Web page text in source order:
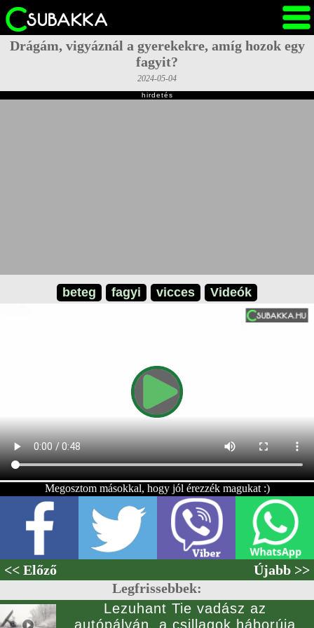
Drágám, vigyáznál a gyerekekre, amíg hozok egy
fagyit?
2024-05-04
hirdetés
beteg fagyi vicces Videók
Megosztom másokkal, hogy jól érezzék magukat :)
<< Előző
Újabb >>
Legfrissebbek:
Lezuhant Tie vadász az
autópályán, a csillagok háborúja